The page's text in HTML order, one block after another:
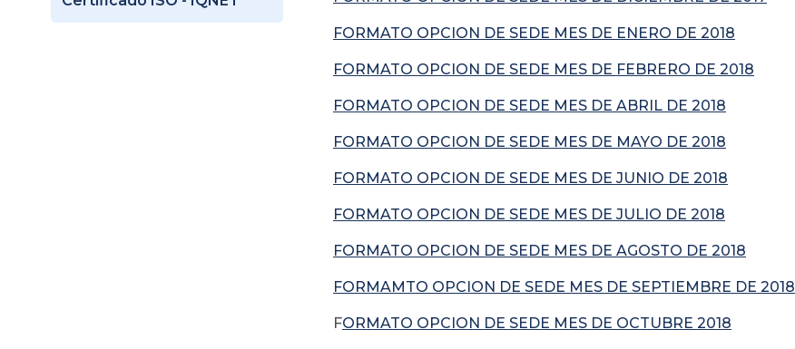
FORMATO OPCION DE SEDE MES DE ENERO DE 2018
FORMATO OPCION DE SEDE MES DE FEBRERO DE 2018
FORMATO OPCION DE SEDE MES DE ABRIL DE 2018
FORMATO OPCION DE SEDE MES DE MAYO DE 2018
FORMATO OPCION DE SEDE MES DE JUNIO DE 2018
FORMATO OPCION DE SEDE MES DE JULIO DE 2018
FORMATO OPCION DE SEDE MES DE AGOSTO DE 2018
FORMAMTO OPCION DE SEDE MES DE SEPTIEMBRE DE 2018
FORMATO OPCION DE SEDE MES DE OCTUBRE 2018